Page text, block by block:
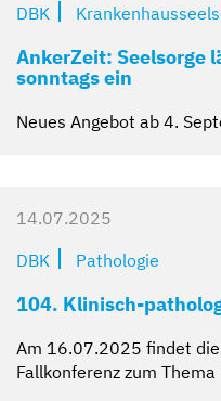
DBK
AnkerZeit: Seelsorge
sonntags ein
Neues Angebot ab 4.
14.07.2025
DBK
Pathologie
104. Klinisch-
Am 16.07.2025 findet
Fallkonferenz zum